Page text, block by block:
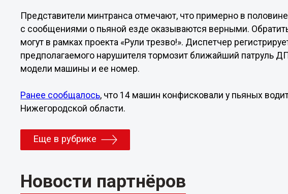
Представители минтранса отмечают, что примерно в
с сообщениями о пьяной езде оказываются верными.
могут в рамках проекта «Рули трезво!». Диспетчер
предполагаемого нарушителя тормозит ближайший патруль
модели машины и ее номер.
Ранее сообщалось, что 14 машин конфисковали у пьяных
Нижегородской области.
Еще в рубрике
Новости партнёров